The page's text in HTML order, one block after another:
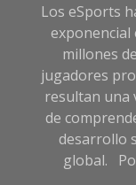
Los eSports
millones
jugadores
resultan una
de
desarrollo
global.